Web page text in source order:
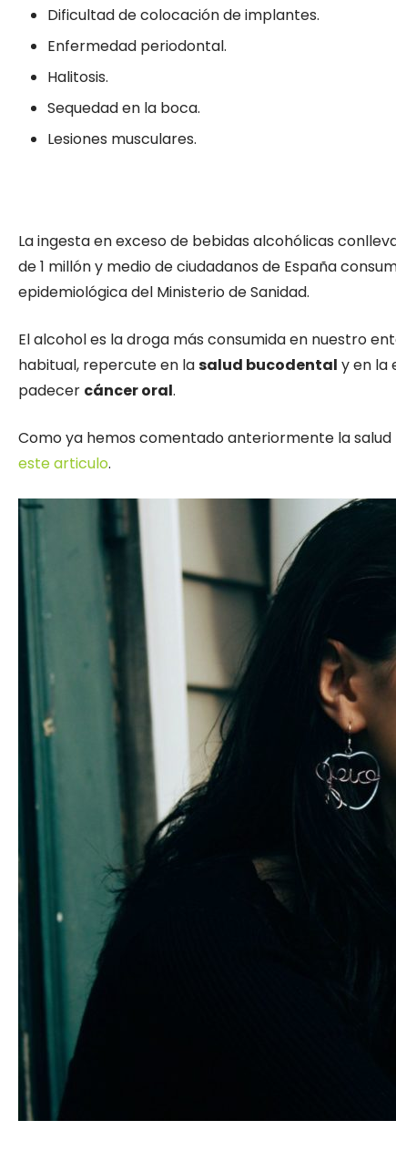
Dificultad de colocación de implantes.
Enfermedad periodontal.
Halitosis.
Sequedad en la boca.
Lesiones musculares.
La ingesta en exceso de bebidas alcohólicas
de 1 millón y medio de ciudadanos de España
epidemiológica del Ministerio de Sanidad.
El alcohol es la droga más consumida en nuestro
habitual, repercute en lasalud bucodental y en la
padecer cáncer oral.
Como ya hemos comentado anteriormente la
este articulo.